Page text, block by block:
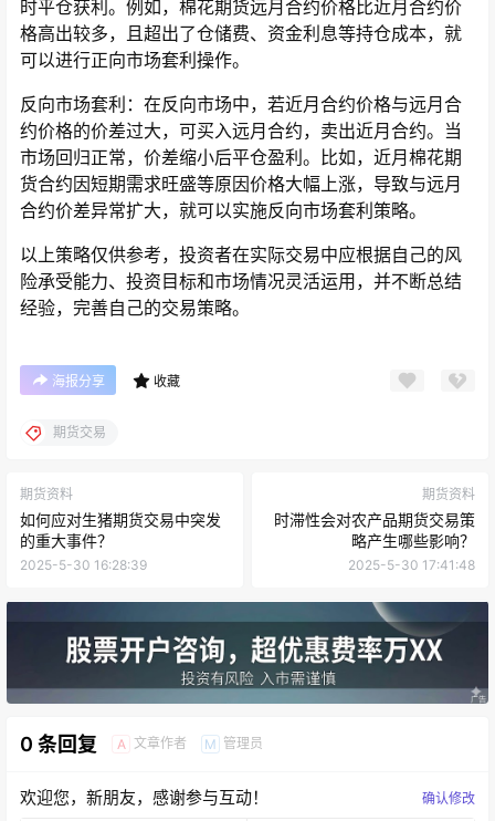
时平仓获利。例如，棉花期货远月合约价格比近月合约价
格高出较多，且超出了仓储费、资金利息等持仓成本，就
可以进行正向市场套利操作。
反向市场套利：在反向市场中，若近月合约价格与远月合
约价格的价差过大，可买入远月合约，卖出近月合约。当
市场回归正常，价差缩小后平仓盈利。比如，近月棉花期
货合约因短期需求旺盛等原因价格大幅上涨，导致与远月
合约价差异常扩大，就可以实施反向市场套利策略。
以上策略仅供参考，投资者在实际交易中应根据自己的风
险承受能力、投资目标和市场情况灵活运用，并不断总结
经验，完善自己的交易策略。
海报分享 收藏
期货交易
期货资料
如何应对生猪期货交易中突发
的重大事件？
2025-5-30 16:28:39
期货资料
时滞性会对农产品期货交易策
略产生哪些影响？
2025-5-30 17:41:48
0 条回复 A 文章作者 M 管理员
欢迎您，新朋友，感谢参与互动！ 确认修改